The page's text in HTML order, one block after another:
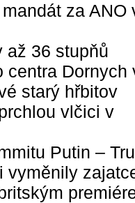
za ANO
až 36 stupňů
centra Dornych
starý hřbitov
vlčici v
Putin –
vyměnily